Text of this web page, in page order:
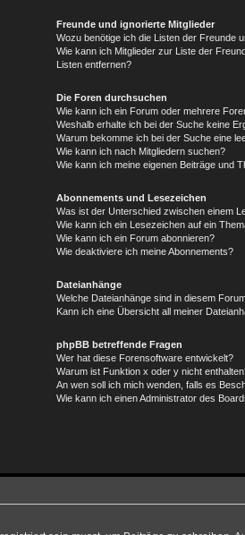
Freunde und ignorierte Mitglieder
Wozu benötige ich die Listen der Freunde
Wie kann ich Mitglieder zur Liste der
Listen entfernen?
Die Foren durchsuchen
Wie kann ich ein Forum oder mehrere
Weshalb erhalte ich bei der Suche keine
Warum bekomme ich bei der Suche eine
Wie kann ich nach Mitgliedern suchen?
Wie kann ich meine eigenen Beiträge und
Abonnements und Lesezeichen
Was ist der Unterschied zwischen einem
Wie kann ich ein Lesezeichen auf ein
Wie kann ich ein Forum abonnieren?
Wie deaktiviere ich meine Abonnements?
Dateianhänge
Welche Dateianhänge sind in diesem
Kann ich eine Übersicht all meiner
phpBB betreffende Fragen
Wer hat diese Forensoftware entwickelt?
Warum ist Funktion x oder y nicht
An wen soll ich mich wenden, falls es
Wie kann ich einen Administrator des